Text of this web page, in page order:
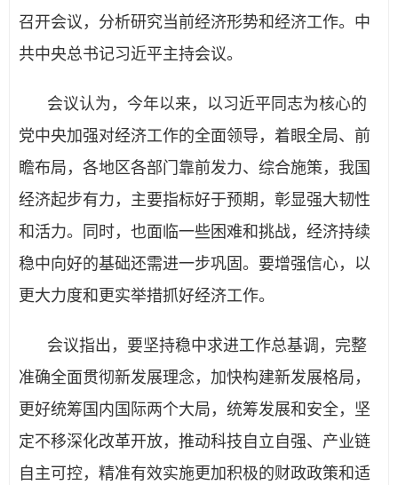
召开会议，分析研究当前经济形势和经济工作。中
共中央总书记习近平主持会议。
会议认为，今年以来，以习近平同志为核心的
党中央加强对经济工作的全面领导，着眼全局、前
瞻布局，各地区各部门靠前发力、综合施策，我国
经济起步有力，主要指标好于预期，彰显强大韧性
和活力。同时，也面临一些困难和挑战，经济持续
稳中向好的基础还需进一步巩固。要增强信心，以
更大力度和更实举措抓好经济工作。
会议指出，要坚持稳中求进工作总基调，完整
准确全面贯彻新发展理念，加快构建新发展格局，
更好统筹国内国际两个大局，统筹发展和安全，坚
定不移深化改革开放，推动科技自立自强、产业链
自主可控，精准有效实施更加积极的财政政策和适